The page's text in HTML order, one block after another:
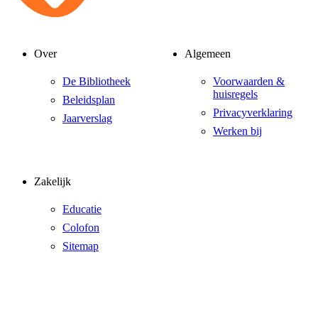
Over
De Bibliotheek
Beleidsplan
Jaarverslag
Algemeen
Voorwaarden &
huisregels
Privacyverklaring
Werken bij
Zakelijk
Educatie
Colofon
Sitemap